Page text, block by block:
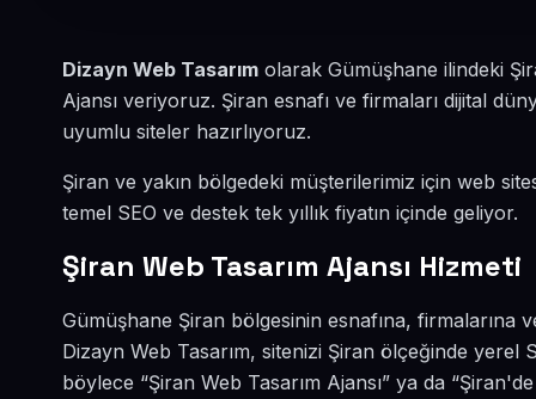
Dizayn Web Tasarım olarak Gümüşhane ilindeki
Ajansı veriyoruz. Şiran esnafı ve firmaları dijital
uyumlu siteler hazırlıyoruz.
Şiran ve yakın bölgedeki müşterilerimiz için web
temel SEO ve destek tek yıllık fiyatın içinde geliyor.
Şiran Web Tasarım Ajansı Hizmeti
Gümüşhane Şiran bölgesinin esnafına, firmalarına
Dizayn Web Tasarım, sitenizi Şiran ölçeğinde
böylece “Şiran Web Tasarım Ajansı” ya da